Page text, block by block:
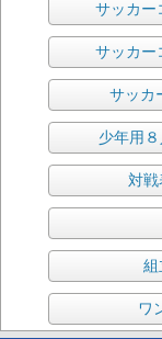
サッカー
サッカー
サッカ
少年用８
対戦
組
ワ